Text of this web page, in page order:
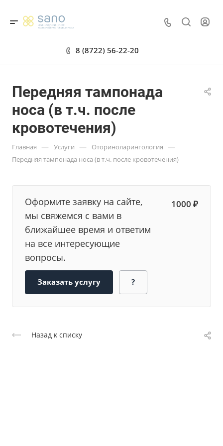
8 (8722) 56-22-20
Передняя тампонада
носа (в т.ч. после
кровотечения)
Главная — Услуги — Оториноларингология —
Передняя тампонада носа (в т.ч. после кровотечения)
Оформите заявку на сайте,
мы свяжемся с вами в
ближайшее время и ответим
на все интересующие
вопросы.
1000 ₽
Заказать услугу ?
Назад к списку